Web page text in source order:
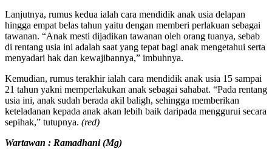
Lanjutnya, rumus kedua ialah cara mendidik anak usia delapan
hingga empat belas tahun yaitu dengan memberi perlakuan sebagai
tawanan. “Anak mesti dijadikan tawanan oleh orang tuanya, sebab
di rentang usia ini adalah saat yang tepat bagi anak mengetahui serta
menyadari hak dan kewajibannya,” imbuhnya.
Kemudian, rumus terakhir ialah cara mendidik anak usia 15 sampai
21 tahun yakni memperlakukan anak sebagai sahabat. “Pada rentang
usia ini, anak sudah berada akil baligh, sehingga memberikan
keteladanan kepada anak akan lebih baik daripada menggurui secara
sepihak,” tutupnya. (red)
Wartawan : Ramadhani (Mg)